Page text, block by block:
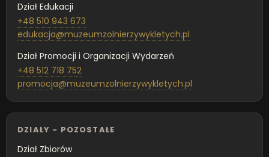
Dział Edukacji
+48 510 943 673
edukacja@muzeumzolnierzywykletych.pl
Dział Promocji i Organizacji Wydarzeń
+48 512 718 752
promocja@muzeumzolnierzywykletych.pl
DZIAŁY - POZOSTAŁE
Dział Zbiorów